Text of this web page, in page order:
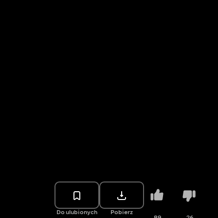
Do ulubionych Pobierz